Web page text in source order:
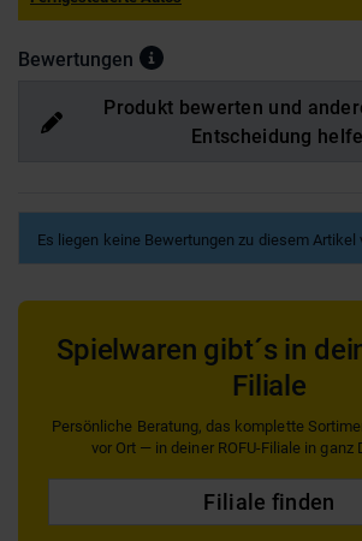
Bewertungen
Produkt bewerten und
Entscheidung
Es liegen keine Bewertungen zu diesem Artikel
Spielwaren gibt´s in
Filiale
Persönliche Beratung, das komplette
vor Ort — in deiner ROFU-Filiale in ganz
Filiale finden